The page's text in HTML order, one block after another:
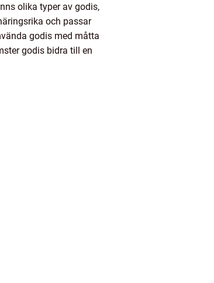
olika typer av godis,
och passar
godis med måtta
godis bidra till en